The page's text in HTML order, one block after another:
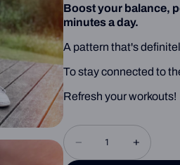
Boost your balance,
minutes a day.
A pattern that's
To stay connected to
Refresh your workouts!